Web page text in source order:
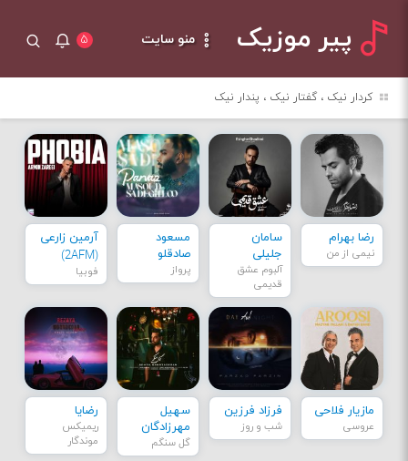
پیر موزیک منو سایت ۵
کردار نیک ، گفتار نیک ، پندار نیک
رضا بهرام
نیمی از من
سامان
جلیلی
آلبوم عشق
قدیمی
مسعود
صادقلو
پرواز
آرمین زارعی
(2AFM)
فوبیا
مازیار فلاحی
عروسی
فرزاد فرزین
شب و روز
سهیل
مهرزادگان
گل سنگم
رضایا
ریمیکس
موندگار